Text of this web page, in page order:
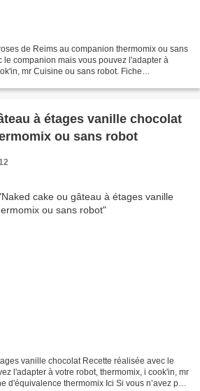
de Reims au companion thermomix ou sans
mr Cuisine ou sans robot. Fiche
à étages vanille chocolat
ou sans robot
Recette réalisée avec le
l'adapter à votre robot, thermomix, i cook'in, mr
d'équivalence thermomix Ici Si vous n’avez pas